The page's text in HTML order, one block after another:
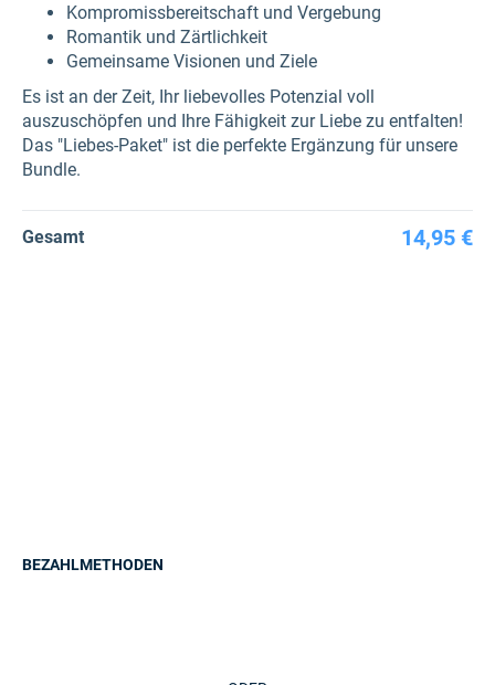
Kompromissbereitschaft und Vergebung
Romantik und Zärtlichkeit
Gemeinsame Visionen und Ziele
Es ist an der Zeit, Ihr liebevolles Potenzial voll
auszuschöpfen und Ihre Fähigkeit zur Liebe zu entfalten!
Das "Liebes-Paket" ist die perfekte Ergänzung für unsere
Bundle.
Gesamt 14,95 €
BEZAHLMETHODEN